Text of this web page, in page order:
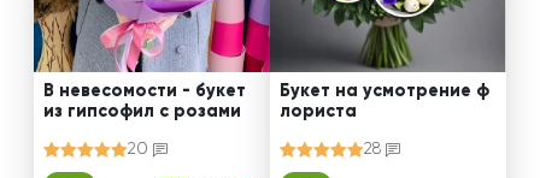
В невесомости - букет
из гипсофил с розами
20
Букет на усмотрение ф
лориста
28